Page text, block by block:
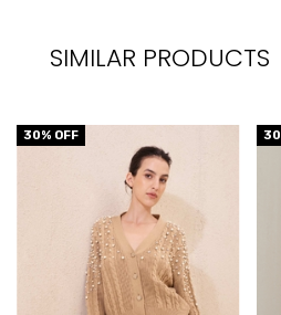
SIMILAR PRODUCTS
30% OFF 30